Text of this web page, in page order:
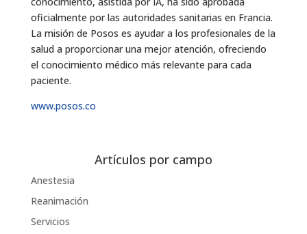
oficialmente por las autoridades sanitarias en Francia.
La misión de Posos es ayudar a los profesionales de la
salud a proporcionar una mejor atención, ofreciendo
el conocimiento médico más relevante para cada
paciente.
www.posos.co
Artículos por campo
Anestesia
Reanimación
Servicios